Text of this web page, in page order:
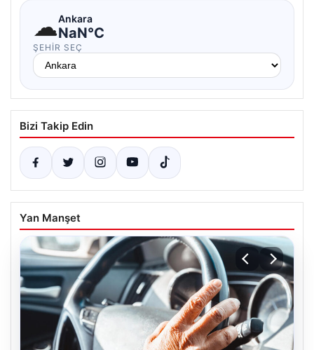
☁Ankara
NaN°C
ŞEHIR SEÇ
Bizi Takip Edin
Yan Manşet